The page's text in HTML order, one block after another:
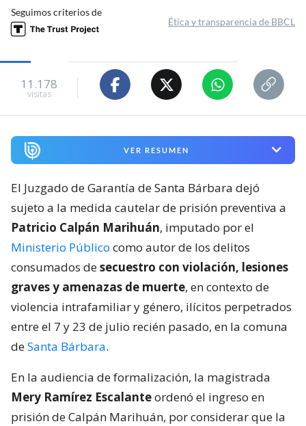
Seguimos criterios de
Ética y transparencia de BBCL
11.178
visitas
VER RESUMEN
El Juzgado de Garantía de Santa Bárbara dejó
sujeto a la medida cautelar de prisión preventiva a
Patricio Calpán Marihuán, imputado por el
Ministerio Público como autor de los delitos
consumados desecuestro con violación, lesiones
graves y amenazas de muerte, en contexto de
violencia intrafamiliar y género, ilícitos perpetrados
entre el 7 y 23 de julio recién pasado, en la comuna
deSanta Bárbara.
En la audiencia de formalización, la magistrada
Mery Ramírez Escalanteordenó el ingreso en
prisión de Calpán Marihuán, por considerar que la